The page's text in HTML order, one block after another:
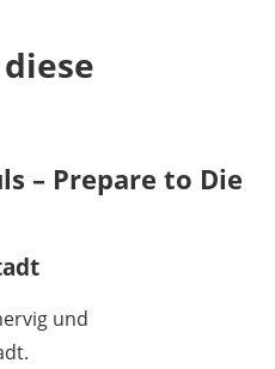
– Prepare to Die
und